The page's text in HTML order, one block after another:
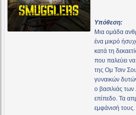
Υπόθεση:
Μια ομάδα
ένα μικρό
κατά τη
που παλεύει
της Ομ Τσιν
γυναικών
ο βασιλιάς
επίπεδο. Τα
εμφάνισή τους.